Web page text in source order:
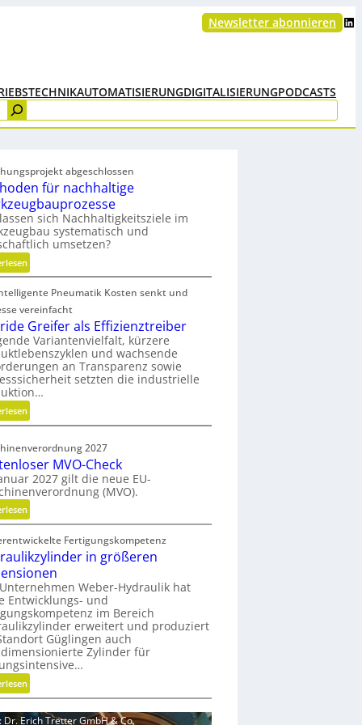
Newsletter abonnieren LinkedIn
AUTOMATISIERUNGDIGITALISIERUNGPODCASTS
abgeschlossen
für nachhaltige
sich Nachhaltigkeitsziele im
systematisch und
umsetzen?
:
M
e
t
h
o
d
e
n
f
ü
r
n
a
c
h
h
a
l
t
i
g
e
W
e
r
k
z
e
Pneumatik Kosten senkt und
vereinfacht
Greifer als Effizienztreiber
Variantenvielfalt, kürzere
und wachsende
an Transparenz sowie
setzten die industrielle
:
H
r
d
e
e
i
f
e
r
a
l
s
E
ff
i
2027
MVO-Check
2027 gilt die neue EU-
(MVO).
:
K
o
s
t
e
n
l
o
s
e
r
M
Fertigungskompetenz
in größeren
Weber-Hydraulik hat
Entwicklungs- und
im Bereich
erweitert und produziert
Güglingen auch
Zylinder für
:
H
y
Dr. Erich Tretter GmbH & Co.